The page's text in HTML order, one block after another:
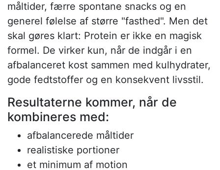
måltider, færre spontane snacks og en
generel følelse af større "fasthed". Men det
skal gøres klart: Protein er ikke en magisk
formel. De virker kun, når de indgår i en
afbalanceret kost sammen med kulhydrater,
gode fedtstoffer og en konsekvent livsstil.
Resultaterne kommer, når de
kombineres med:
afbalancerede måltider
realistiske portioner
et minimum af motion